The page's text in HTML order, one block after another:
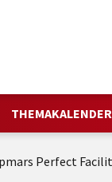
THEMAKALENDER
Perfect